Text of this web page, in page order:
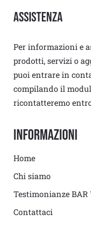
Assistenza
Per informazioni e
prodotti, servizi o
puoi entrare in
compilando il
ricontatteremo
Informazioni
Home
Chi siamo
Testimonianze BAR
Contattaci